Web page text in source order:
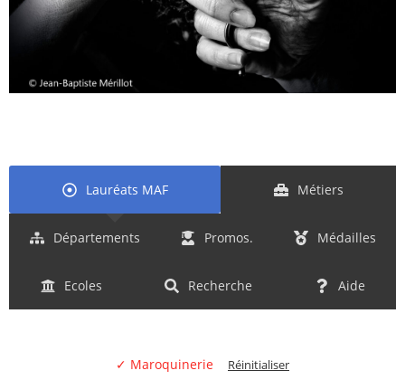
Lauréats MAF Métiers
Départements Promos. Médailles
Ecoles Recherche Aide
✓ Maroquinerie Réinitialiser